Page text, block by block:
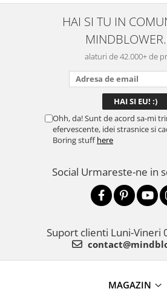
este
HAI SI TU IN
alaturi de 42.000+ de
Ohh, da! Sunt de acord sa-mi
efervescente, idei strasnice si
Boring stuffhere
Social Urmareste-ne in
Suport clienti Luni-Vineri
MAGAZIN